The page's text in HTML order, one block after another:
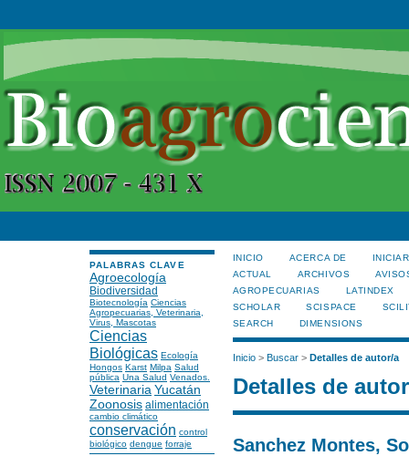
PALABRAS CLAVE
Agroecología
Biodiversidad
Biotecnología Ciencias
Agropecuarias, Veterinaria,
Virus, Mascotas
Ciencias
Biológicas Ecología
Hongos Karst Milpa Salud
pública Una Salud Venados.
Veterinaria Yucatán
Zoonosis alimentación
cambio climático
conservación control
biológico dengue forraje
INICIO ACERCA DE
ACTUAL
ARCHIVOS
AGROPECUARIAS
LATINDEX
SCHOLAR
SCISPACE
SEARCH
DIMENSIONS
Inicio> Buscar> Detalles de autor/a
Detalles de
Sanchez Montes,